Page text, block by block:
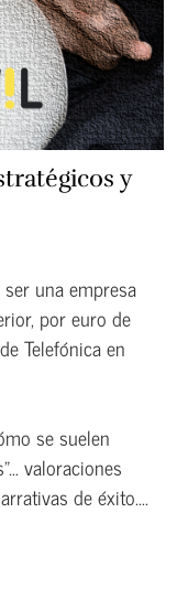
y
una empresa
por euro de
Telefónica en
se suelen
valoraciones
de éxito....